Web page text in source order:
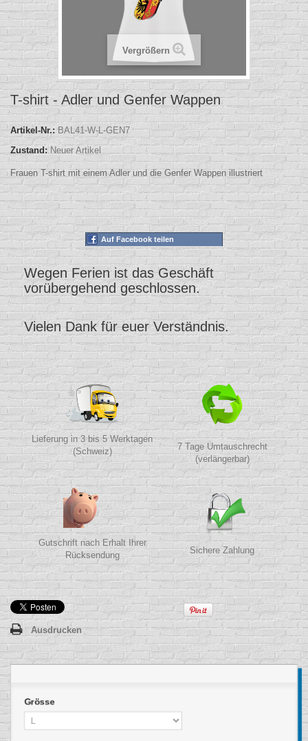
Vergrößern
T-shirt - Adler und Genfer Wappen
Artikel-Nr.: BAL41-W-L-GEN7
Zustand: Neuer Artikel
Frauen T-shirt mit einem Adler und die Genfer Wappen illustriert
Auf Facebook teilen
Wegen Ferien ist das Geschäft
vorübergehend geschlossen.
Vielen Dank für euer Verständnis.
Lieferung in 3 bis 5 Werktagen
(Schweiz)
7 Tage Umtauschrecht
(verlängerbar)
Gutschrift nach Erhalt Ihrer
Rücksendung
Sichere Zahlung
Ausdrucken
Grösse